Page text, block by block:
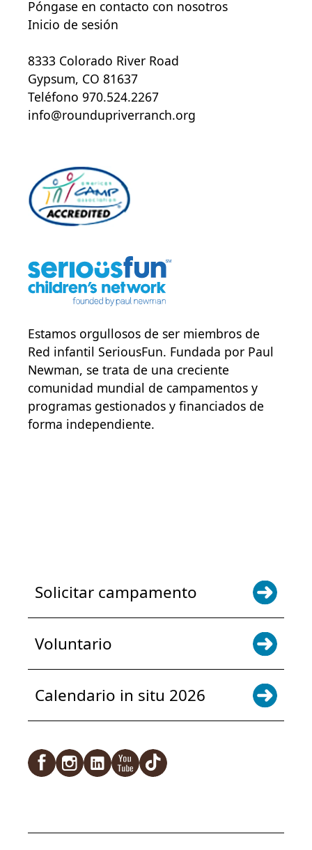
Póngase en contacto con nosotros
Inicio de sesión
8333 Colorado River Road
Gypsum, CO 81637
Teléfono 970.524.2267
info@roundupriverranch.org
Estamos orgullosos de ser miembros de
Red infantil SeriousFun. Fundada por Paul
Newman, se trata de una creciente
comunidad mundial de campamentos y
programas gestionados y financiados de
forma independiente.
Solicitar campamento
Voluntario
Calendario in situ 2026